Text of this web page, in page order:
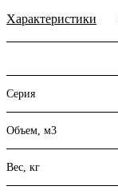
Характеристики
Серия
Объем, м3
Вес, кг